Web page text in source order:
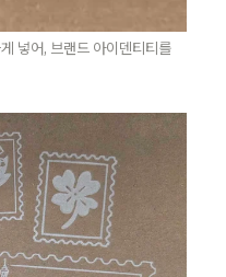
넣어, 브랜드 아이덴티티를